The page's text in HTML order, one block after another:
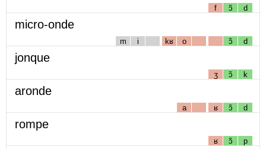
f ɔ̃ d
micro-onde
m i kʁ o ɔ̃ d
jonque
ʒ ɔ̃ k
aronde
a ʁ ɔ̃ d
rompe
ʁ ɔ̃ p